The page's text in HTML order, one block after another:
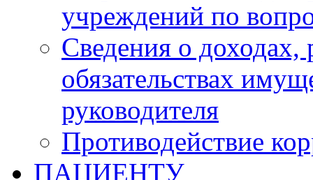
учреждений по
Сведения о доходах,
обязательствах
руководителя
Противодействие
ПАЦИЕНТУ